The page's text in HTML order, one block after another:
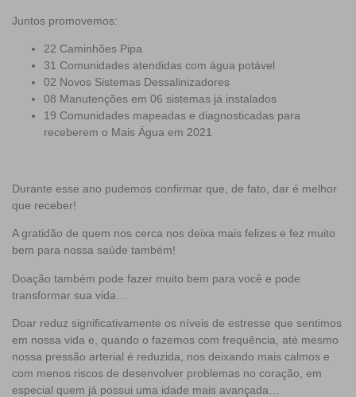
Juntos promovemos:
22 Caminhões Pipa
31 Comunidades atendidas com água potável
02 Novos Sistemas Dessalinizadores
08 Manutenções em 06 sistemas já instalados
19 Comunidades mapeadas e diagnosticadas para
receberem o Mais Água em 2021
Durante esse ano pudemos confirmar que, de fato, dar é melhor
que receber!
A gratidão de quem nos cerca nos deixa mais felizes e fez muito
bem para nossa saúde também!
Doação também pode fazer muito bem para você e pode
transformar sua vida…
Doar reduz significativamente os níveis de estresse que sentimos
em nossa vida e, quando o fazemos com frequência, até mesmo
nossa pressão arterial é reduzida, nos deixando mais calmos e
com menos riscos de desenvolver problemas no coração, em
especial quem já possui uma idade mais avançada…